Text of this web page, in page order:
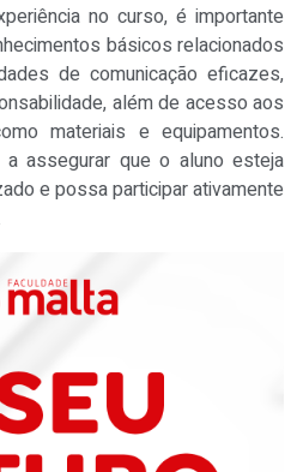
no curso, é importante
básicos relacionados
de comunicação eficazes,
além de acesso aos
materiais e equipamentos.
assegurar que o aluno esteja
e possa participar ativamente